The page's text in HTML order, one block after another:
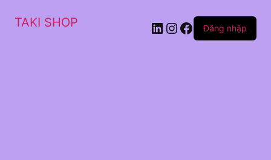
TAKI SHOP LinkedIn
Instagram
Facebook
Đăng nhập